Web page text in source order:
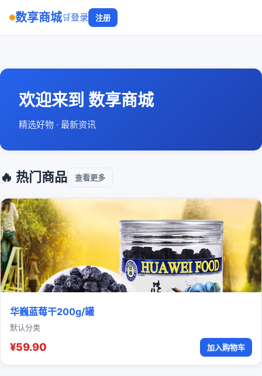
数享商城🛒登录 注册
欢迎来到 数享商城
精选好物 · 最新资讯
🔥 热门商品 查看更多
华巍蓝莓干200g/罐
默认分类
¥59.90 加入购物车